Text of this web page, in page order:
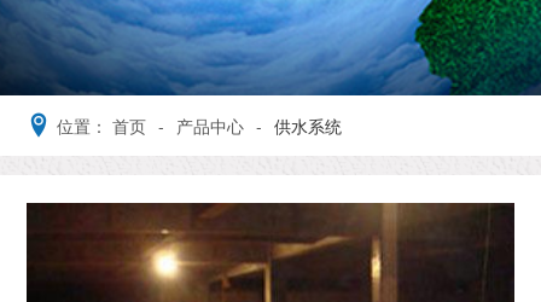
位置： 首页 - 产品中心 - 供水系统